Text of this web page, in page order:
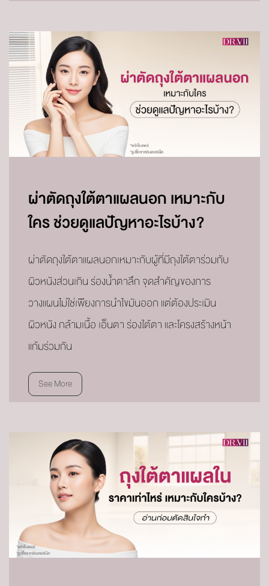
ผ่าตัดถุงใต้ตาแผลนอก เหมาะกับ
ใคร ช่วยดูแลปัญหาอะไรบ้าง?
ผ่าตัดถุงใต้ตาแผลนอกเหมาะกับผู้ที่มีถุงใต้ตาร่วมกับ
ผิวหนังส่วนเกิน ร่องน้ำตาลึก จุดสำคัญของการ
วางแผนไม่ใช่เพียงการนำไขมันออก แต่ต้องประเมิน
ผิวหนัง กล้ามเนื้อ เอ็นตา ร่องใต้ตา และโครงสร้างหน้า
แก้มร่วมกัน
See More